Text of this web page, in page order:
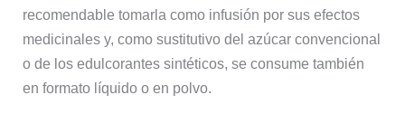
recomendable tomarla como infusión por sus efectos
medicinales y, como sustitutivo del azúcar convencional
o de los edulcorantes sintéticos, se consume también
en formato líquido o en polvo.